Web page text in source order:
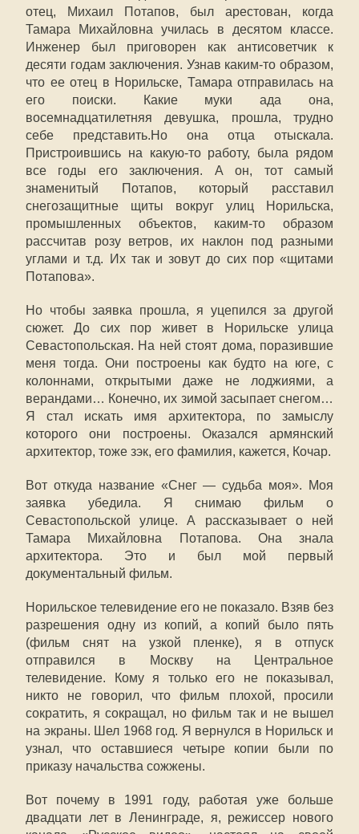
отец, Михаил Потапов, был арестован, когда
Тамара Михайловна училась в десятом классе.
Инженер был приговорен как антисоветчик к
десяти годам заключения. Узнав каким-то образом,
что ее отец в Норильске, Тамара отправилась на
его поиски. Какие муки ада она,
восемнадцатилетняя девушка, прошла, трудно
себе представить.Но она отца отыскала.
Пристроившись на какую-то работу, была рядом
все годы его заключения. А он, тот самый
знаменитый Потапов, который расставил
снегозащитные щиты вокруг улиц Норильска,
промышленных объектов, каким-то образом
рассчитав розу ветров, их наклон под разными
углами и т.д. Их так и зовут до сих пор «щитами
Потапова».
Но чтобы заявка прошла, я уцепился за другой
сюжет. До сих пор живет в Норильске улица
Севастопольская. На ней стоят дома, поразившие
меня тогда. Они построены как будто на юге, с
колоннами, открытыми даже не лоджиями, а
верандами… Конечно, их зимой засыпает снегом…
Я стал искать имя архитектора, по замыслу
которого они построены. Оказался армянский
архитектор, тоже зэк, его фамилия, кажется, Кочар.
Вот откуда название «Снег — судьба моя». Моя
заявка убедила. Я снимаю фильм о
Севастопольской улице. А рассказывает о ней
Тамара Михайловна Потапова. Она знала
архитектора. Это и был мой первый
документальный фильм.
Норильское телевидение его не показало. Взяв без
разрешения одну из копий, а копий было пять
(фильм снят на узкой пленке), я в отпуск
отправился в Москву на Центральное
телевидение. Кому я только его не показывал,
никто не говорил, что фильм плохой, просили
сократить, я сокращал, но фильм так и не вышел
на экраны. Шел 1968 год. Я вернулся в Норильск и
узнал, что оставшиеся четыре копии были по
приказу начальства сожжены.
Вот почему в 1991 году, работая уже больше
двадцати лет в Ленинграде, я, режиссер нового